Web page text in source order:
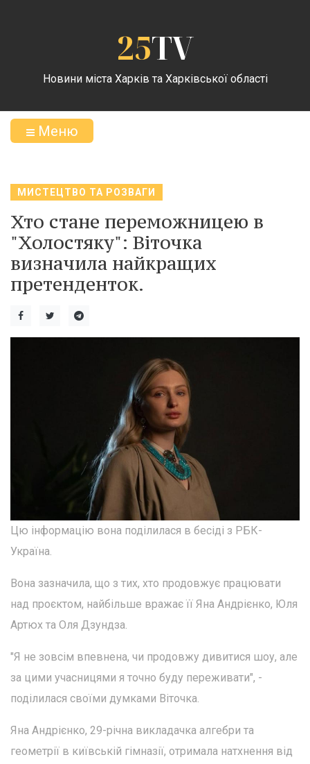
25TV
Новини міста Харків та Харківської області
Меню
МИСТЕЦТВО ТА РОЗВАГИ
Хто стане переможницею в
"Холостяку": Віточка
визначила найкращих
претенденток.
Цю інформацію вона поділилася в бесіді з РБК-
Україна.
Вона зазначила, що з тих, хто продовжує працювати
над проєктом, найбільше вражає її Яна Андрієнко, Юля
Артюх та Оля Дзундза.
"Я не зовсім впевнена, чи продовжу дивитися шоу, але
за цими учасницями я точно буду переживати", -
поділилася своїми думками Віточка.
Яна Андрієнко, 29-річна викладачка алгебри та
геометрії в київській гімназії, отримала натхнення від